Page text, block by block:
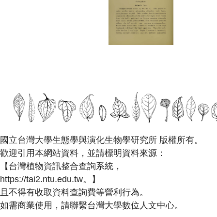
國立台灣大學生態學與演化生物學研究所 版權所有。
歡迎引用本網站資料，並請標明資料來源：
【台灣植物資訊整合查詢系統，
https://tai2.ntu.edu.tw。】
且不得有收取資料查詢費等營利行為。
如需商業使用，請聯繫台灣大學數位人文中心。